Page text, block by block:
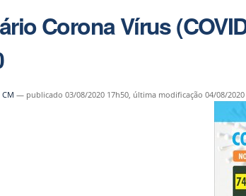
Corona Vírus
— publicado 03/08/2020 17h50, última modificação 04/08/